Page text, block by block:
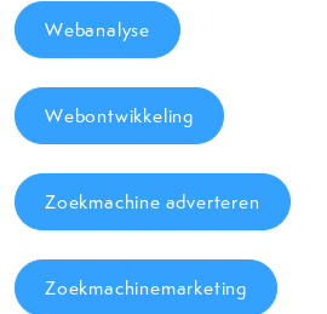
Webanalyse
Webontwikkeling
Zoekmachine adverteren
Zoekmachinemarketing